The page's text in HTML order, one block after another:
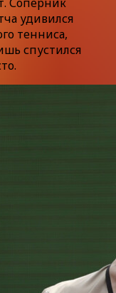
удивился
тенниса,
спустился